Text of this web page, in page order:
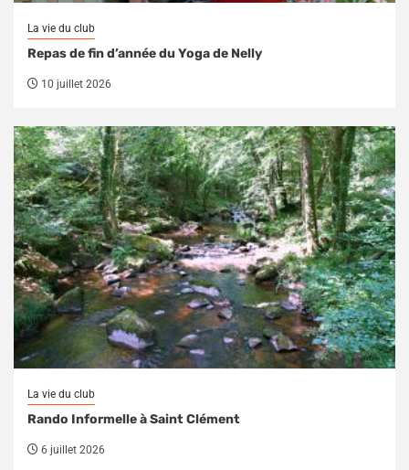
La vie du club
Repas de fin d’année du Yoga de Nelly
10 juillet 2026
La vie du club
Rando Informelle à Saint Clément
6 juillet 2026